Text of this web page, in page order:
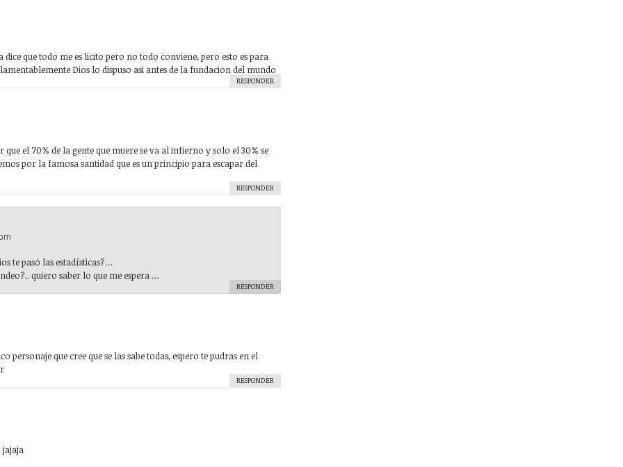
dice que todo me es licito pero no todo conviene, pero esto es para
Dios lo dispuso asi antes de la fundacion del mundo
RESPONDER
que el 70% de la gente que muere se va al infierno y solo el 30% se
por la famosa santidad que es un principio para escapar del
RESPONDER
te pasó las estadísticas?…
quiero saber lo que me espera …
RESPONDER
personaje que cree que se las sabe todas, espero te pudras en el
RESPONDER
jajaja